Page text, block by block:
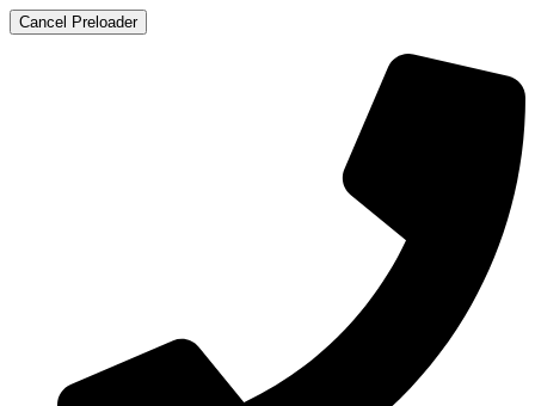
Cancel Preloader